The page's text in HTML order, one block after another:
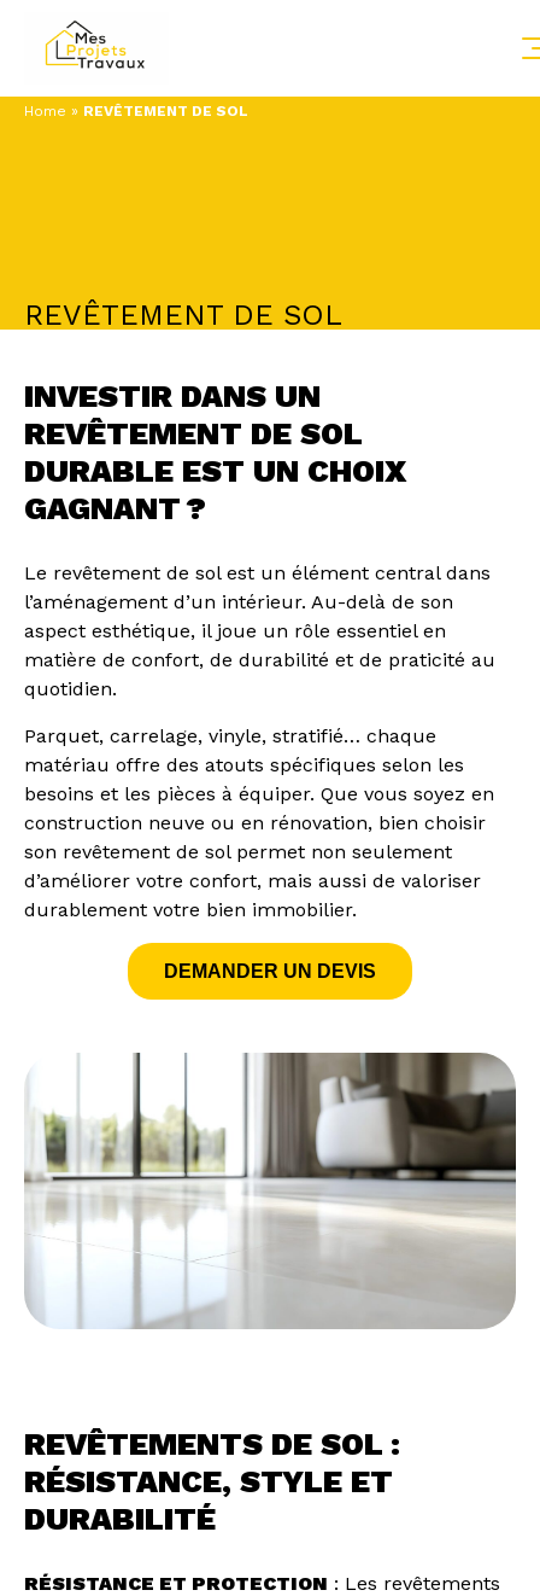
Home » REVÊTEMENT DE SOL
REVÊTEMENT DE SOL
INVESTIR DANS UN
REVÊTEMENT DE SOL
DURABLE EST UN CHOIX
GAGNANT ?
Le revêtement de sol est un élément central dans
l’aménagement d’un intérieur. Au-delà de son
aspect esthétique, il joue un rôle essentiel en
matière de confort, de durabilité et de praticité au
quotidien.
Parquet, carrelage, vinyle, stratifié… chaque
matériau offre des atouts spécifiques selon les
besoins et les pièces à équiper. Que vous soyez en
construction neuve ou en rénovation, bien choisir
son revêtement de sol permet non seulement
d’améliorer votre confort, mais aussi de valoriser
durablement votre bien immobilier.
DEMANDER UN DEVIS
REVÊTEMENTS DE SOL :
RÉSISTANCE, STYLE ET
DURABILITÉ
RÉSISTANCE ET PROTECTION : Les revêtements